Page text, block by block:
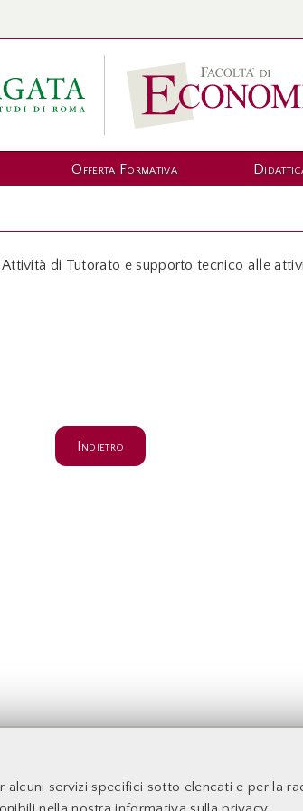
alcuni servizi specifici sotto elencati e per la
Offerta Formativa
di Tutorato e supporto tecnico alle
Indietro